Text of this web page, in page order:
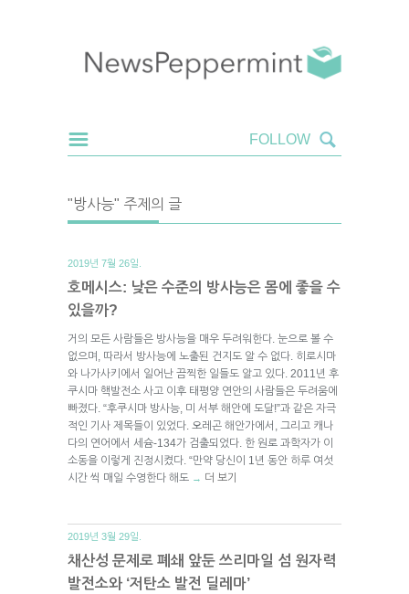
"방사능" 주제의 글
2019년 7월 26일.
호메시스: 낮은 수준의 방사능은 몸에 좋을 수
있을까?
거의 모든 사람들은 방사능을 매우 두려워한다. 눈으로 볼 수
없으며, 따라서 방사능에 노출된 건지도 알 수 없다. 히로시마
와 나가사키에서 일어난 끔찍한 일들도 알고 있다. 2011년 후
쿠시마 핵발전소 사고 이후 태평양 연안의 사람들은 두려움에
빠졌다. “후쿠시마 방사능, 미 서부 해안에 도달!”과 같은 자극
적인 기사 제목들이 있었다. 오레곤 해안가에서, 그리고 캐나
다의 연어에서 세슘-134가 검출되었다. 한 원로 과학자가 이
소동을 이렇게 진정시켰다. “만약 당신이 1년 동안 하루 여섯
시간 씩 매일 수영한다 해도 → 더 보기
2019년 3월 29일.
채산성 문제로 폐쇄 앞둔 쓰리마일 섬 원자력
발전소와 ‘저탄소 발전 딜레마’